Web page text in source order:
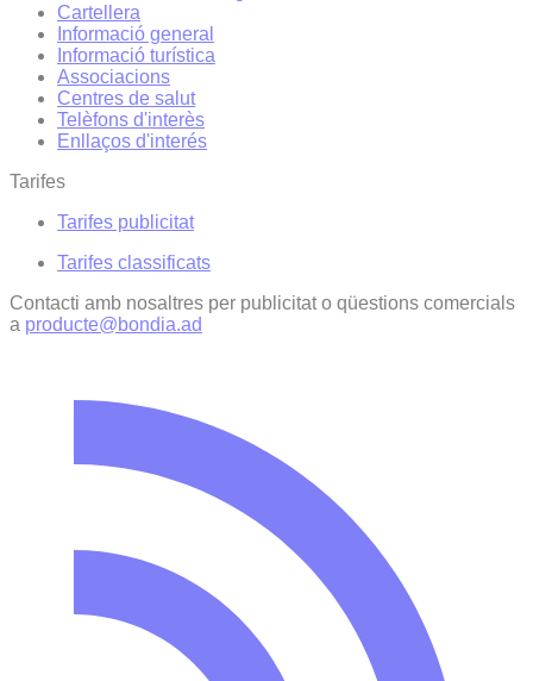
Cartellera
Informació general
Informació turística
Associacions
Centres de salut
Telèfons d'interès
Enllaços d'interés
Tarifes
Tarifes publicitat
Tarifes classificats
Contacti amb nosaltres per publicitat o qüestions comercials
a producte@bondia.ad